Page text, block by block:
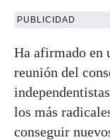
PUBLICIDAD
Ha afirmado en
reunión del
los más
conseguir